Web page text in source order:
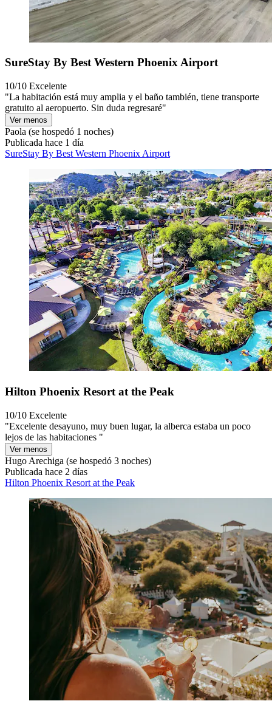
SureStay By Best Western Phoenix Airport
10/10 Excelente
"La habitación está muy amplia y el baño también, tiene transporte
gratuito al aeropuerto. Sin duda regresaré"
Ver menos
Paola (se hospedó 1 noches)
Publicada hace 1 día
SureStay By Best Western Phoenix Airport
Hilton Phoenix Resort at the Peak
10/10 Excelente
"Excelente desayuno, muy buen lugar, la alberca estaba un poco
lejos de las habitaciones "
Ver menos
Hugo Arechiga (se hospedó 3 noches)
Publicada hace 2 días
Hilton Phoenix Resort at the Peak